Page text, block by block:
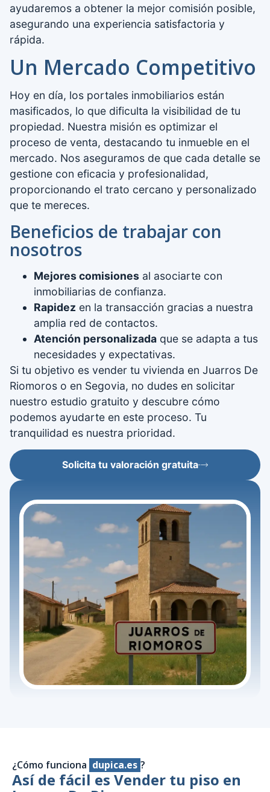
ayudaremos a obtener la mejor comisión posible,
asegurando una experiencia satisfactoria y
rápida.
Un Mercado Competitivo
Hoy en día, los portales inmobiliarios están
masificados, lo que dificulta la visibilidad de tu
propiedad. Nuestra misión es optimizar el
proceso de venta, destacando tu inmueble en el
mercado. Nos aseguramos de que cada detalle se
gestione con eficacia y profesionalidad,
proporcionando el trato cercano y personalizado
que te mereces.
Beneficios de trabajar con
nosotros
Mejores comisiones al asociarte con
inmobiliarias de confianza.
Rapidez en la transacción gracias a nuestra
amplia red de contactos.
Atención personalizada que se adapta a tus
necesidades y expectativas.
Si tu objetivo es vender tu vivienda en Juarros De
Riomoros o en Segovia, no dudes en solicitar
nuestro estudio gratuito y descubre cómo
podemos ayudarte en este proceso. Tu
tranquilidad es nuestra prioridad.
Solicita tu valoración gratuita
¿Cómo funciona dupica.es ?
Así de fácil es Vender tu piso en